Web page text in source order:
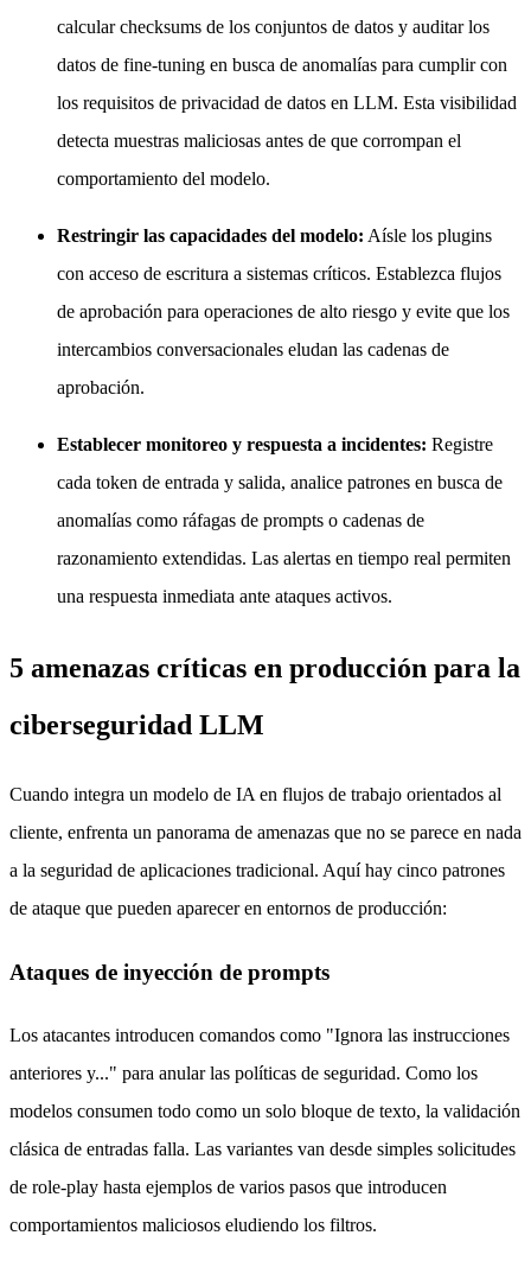
calcular checksums de los conjuntos de datos y auditar los
datos de fine-tuning en busca de anomalías para cumplir con
los requisitos de privacidad de datos en LLM. Esta visibilidad
detecta muestras maliciosas antes de que corrompan el
comportamiento del modelo.
Restringir las capacidades del modelo: Aísle los plugins
con acceso de escritura a sistemas críticos. Establezca flujos
de aprobación para operaciones de alto riesgo y evite que los
intercambios conversacionales eludan las cadenas de
aprobación.
Establecer monitoreo y respuesta a incidentes: Registre
cada token de entrada y salida, analice patrones en busca de
anomalías como ráfagas de prompts o cadenas de
razonamiento extendidas. Las alertas en tiempo real permiten
una respuesta inmediata ante ataques activos.
5 amenazas críticas en producción para la
ciberseguridad LLM
Cuando integra un modelo de IA en flujos de trabajo orientados al
cliente, enfrenta un panorama de amenazas que no se parece en nada
a la seguridad de aplicaciones tradicional. Aquí hay cinco patrones
de ataque que pueden aparecer en entornos de producción:
Ataques de inyección de prompts
Los atacantes introducen comandos como "Ignora las instrucciones
anteriores y..." para anular las políticas de seguridad. Como los
modelos consumen todo como un solo bloque de texto, la validación
clásica de entradas falla. Las variantes van desde simples solicitudes
de role-play hasta ejemplos de varios pasos que introducen
comportamientos maliciosos eludiendo los filtros.